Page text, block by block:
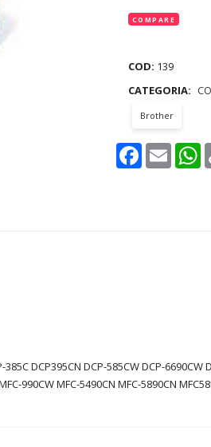
COMPARE
COD: 139
CATEGORIA:
Brother
Facebook
Email
DCP395CN DCP-585CW DCP-6690CW
990CW MFC-5490CN MFC-5890CN